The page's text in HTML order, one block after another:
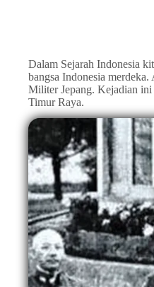
Dalam Sejarah Indonesia
bangsa Indonesia
Militer Jepang. Kejadian ini
Timur Raya.